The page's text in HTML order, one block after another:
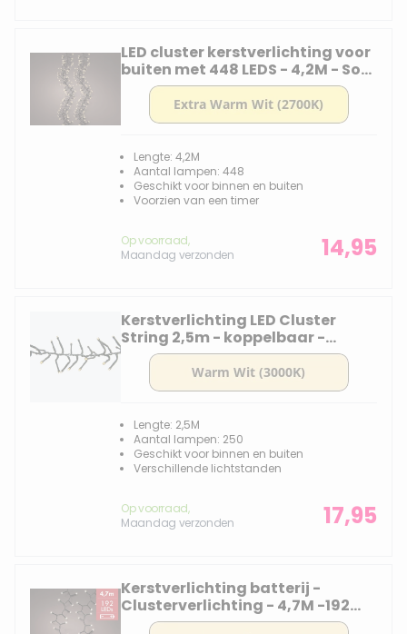
LED cluster kerstverlichting voor
buiten met 448 LEDS - 4,2M - Soft
Gold - 2700K
Lengte: 4,2M
Aantal lampen: 448
Geschikt voor binnen en buiten
Voorzien van een timer
Op voorraad,
Maandag verzonden
14,95
Kerstverlichting LED Cluster
String 2,5m - koppelbaar -
dimbaar - 250 lampjes
Lengte: 2,5M
Aantal lampen: 250
Geschikt voor binnen en buiten
Verschillende lichtstanden
Op voorraad,
Maandag verzonden
17,95
Kerstverlichting batterij -
Clusterverlichting - 4,7M -192
lampjes -div lichtstanden